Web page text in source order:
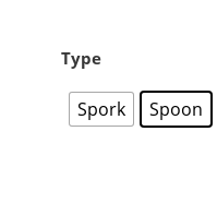
Type
Spork Spoon